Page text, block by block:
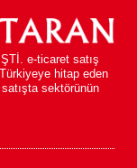
e-ticaret satış
hitap eden
sektörünün